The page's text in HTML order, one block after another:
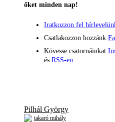
őket minden nap!
Iratkozzon fel
Csatlakozzon hozzánk
Kövesse csatornáinkat
és RSS-en
Pilhál György
takaró mihály